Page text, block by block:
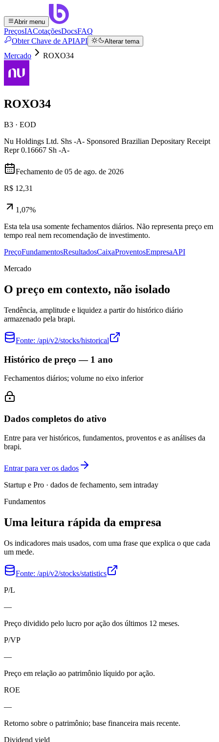
Abrir menu
PreçosIACotaçõesDocsFAQ
Obter Chave de APIAPI Alterar tema
Mercado ROXO34
ROXO34
B3 · EOD
Nu Holdings Ltd. Shs -A- Sponsored Brazilian Depositary Receipt
Repr 0.16667 Sh -A-
Fechamento de 05 de ago. de 2026
R$ 12,31
1,07%
Esta tela usa somente fechamentos diários. Não representa preço em
tempo real nem recomendação de investimento.
PreçoFundamentosResultadosCaixaProventosEmpresaAPI
Mercado
O preço em contexto, não isolado
Tendência, amplitude e liquidez a partir do histórico diário
armazenado pela brapi.
Fonte: /api/v2/stocks/historical
Histórico de preço — 1 ano
Fechamentos diários; volume no eixo inferior
Dados completos do ativo
Entre para ver históricos, fundamentos, proventos e as análises da
brapi.
Entrar para ver os dados
Startup e Pro · dados de fechamento, sem intraday
Fundamentos
Uma leitura rápida da empresa
Os indicadores mais usados, com uma frase que explica o que cada
um mede.
Fonte: /api/v2/stocks/statistics
P/L
—
Preço dividido pelo lucro por ação dos últimos 12 meses.
P/VP
—
Preço em relação ao patrimônio líquido por ação.
ROE
—
Retorno sobre o patrimônio; base financeira mais recente.
Dividend yield